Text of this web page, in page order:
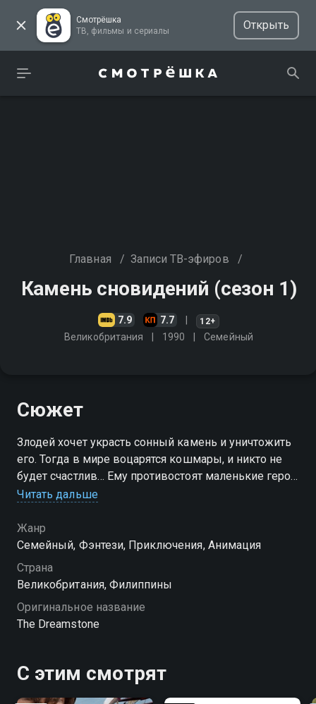
Смотрёшка
ТВ, фильмы и сериалы
Открыть
Главная / Записи ТВ-эфиров /
Камень сновидений (сезон 1)
7.9 7.7 12+
Великобритания 1990 Cемейный
Сюжет
Злодей хочет украсть сонный камень и уничтожить
его. Тогда в мире воцарятся кошмары, и никто не
будет счастлив… Ему противостоят маленькие герои
и их друзья
Посмотреть онлайн 1 сезон сериала Камень
сновидений вы можете совершенно бесплатно в
хорошем HD качестве на Смотрёшке
Читать дальше
Жанр
Cемейный, Фэнтези, Приключения, Анимация
Страна
Великобритания, Филиппины
Оригинальное название
The Dreamstone
С этим смотрят